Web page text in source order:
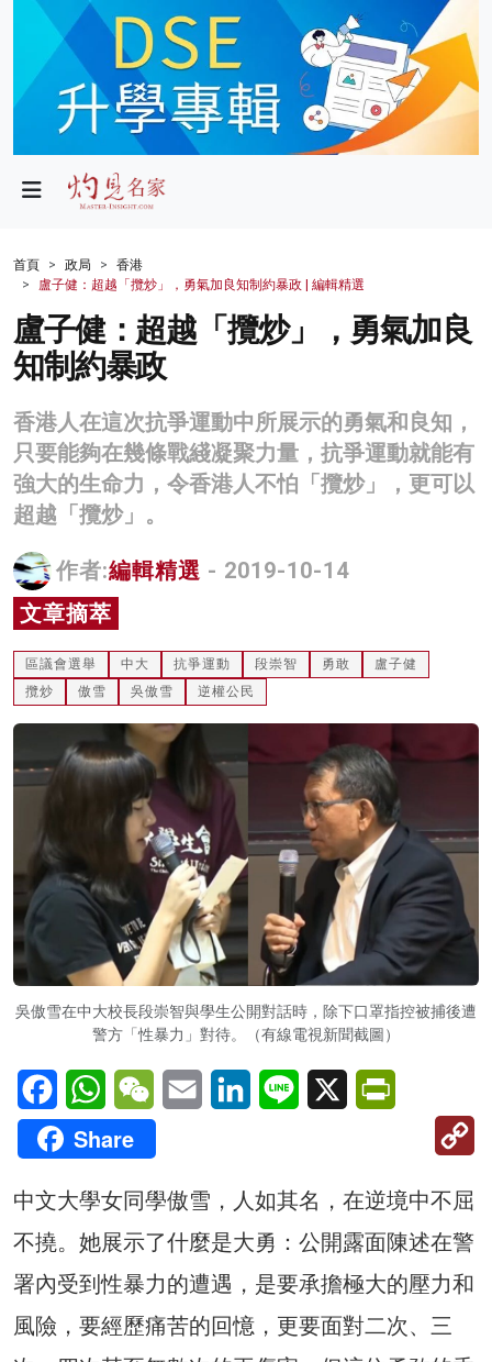
政局
財經
生活
健康
商業
科技
影片
名家榜
灼見活動
關於我們
首頁 政局
香港
盧子健：超越「攬炒」，勇氣加良知制約暴政 | 編輯精選
盧子健：超越「攬炒」，勇氣加良
知制約暴政
香港人在這次抗爭運動中所展示的勇氣和良知，
只要能夠在幾條戰綫凝聚力量，抗爭運動就能有
強大的生命力，令香港人不怕「攬炒」，更可以
超越「攬炒」。
作者:編輯精選 - 2019-10-14
文章摘萃
區議會選舉 中大 抗爭運動 段崇智 勇敢
盧子健
攬炒
傲雪 吳傲雪 逆權公民
吳傲雪在中大校長段崇智與學生公開對話時，除下口罩指控被捕後遭
警方「性暴力」對待。（有線電視新聞截圖）
FacebookWhatsAppWeChatEmail LinkedInLine X
Share
中文大學女同學傲雪，人如其名，在逆境中不屈
不撓。她展示了什麼是大勇：公開露面陳述在警
署內受到性暴力的遭遇，是要承擔極大的壓力和
風險，要經歷痛苦的回憶，更要面對二次、三